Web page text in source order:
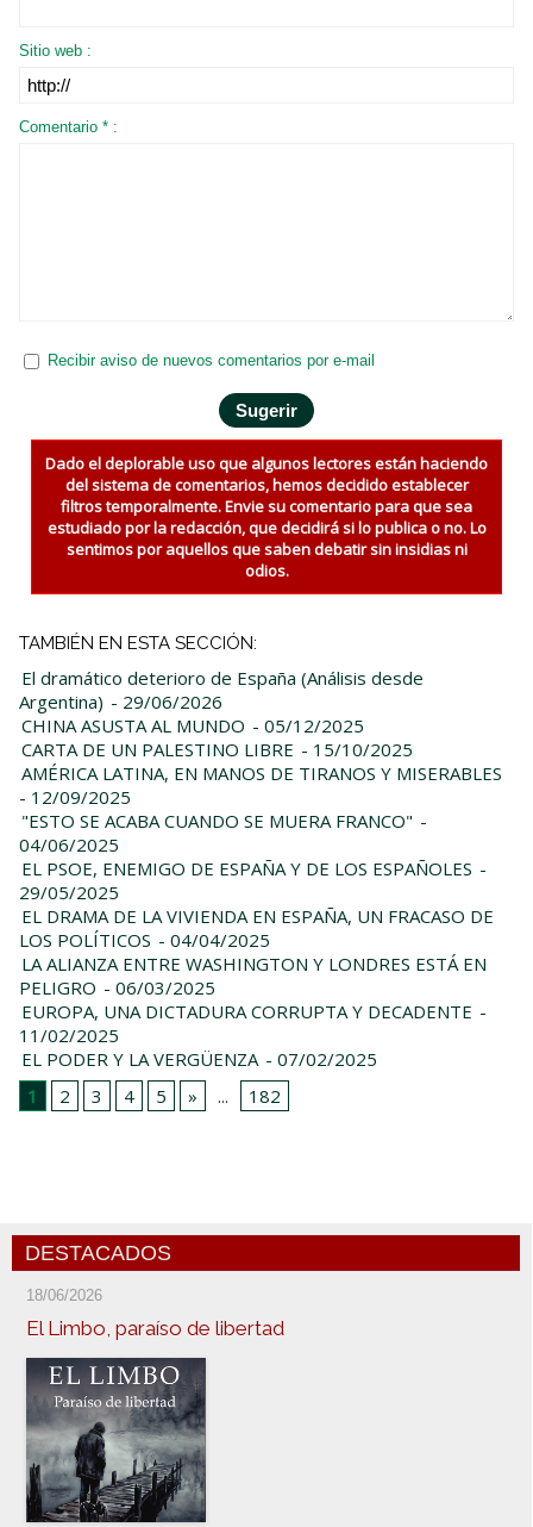
Sitio web :
Comentario * :
Recibir aviso de nuevos comentarios por e-mail
Dado el deplorable uso que algunos lectores están haciendo
del sistema de comentarios, hemos decidido establecer
filtros temporalmente. Envie su comentario para que sea
estudiado por la redacción, que decidirá si lo publica o no. Lo
sentimos por aquellos que saben debatir sin insidias ni
odios.
TAMBIÉN EN ESTA SECCIÓN:
El dramático deterioro de España (Análisis desde
Argentina) - 29/06/2026
CHINA ASUSTA AL MUNDO - 05/12/2025
CARTA DE UN PALESTINO LIBRE - 15/10/2025
AMÉRICA LATINA, EN MANOS DE TIRANOS Y MISERABLES
- 12/09/2025
"ESTO SE ACABA CUANDO SE MUERA FRANCO" -
04/06/2025
EL PSOE, ENEMIGO DE ESPAÑA Y DE LOS ESPAÑOLES -
29/05/2025
EL DRAMA DE LA VIVIENDA EN ESPAÑA, UN FRACASO DE
LOS POLÍTICOS - 04/04/2025
LA ALIANZA ENTRE WASHINGTON Y LONDRES ESTÁ EN
PELIGRO - 06/03/2025
EUROPA, UNA DICTADURA CORRUPTA Y DECADENTE -
11/02/2025
EL PODER Y LA VERGÜENZA - 07/02/2025
1
2 3 4 5 » ... 182
DESTACADOS
18/06/2026
El Limbo, paraíso de libertad